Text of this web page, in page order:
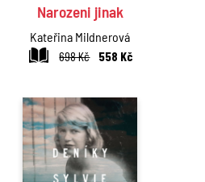
Narozeni jinak
Kateřina Mildnerová
698 Kč
558 Kč